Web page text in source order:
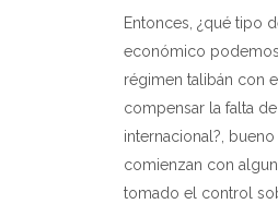
Entonces, ¿qué tipo
económico
régimen talibán con
compensar la falta
internacional?,
comienzan con
tomado el control